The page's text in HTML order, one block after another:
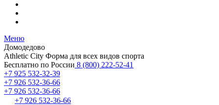
Меню
Домодедово
Athletic City Форма для всех видов спорта
Бесплатно по России 8 (800) 222-52-41
+7 925 532-32-39
+7 926 532-36-66
+7 926 532-36-66
+7 926 532-36-66